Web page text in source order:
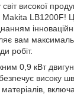
високої
Makita LB1200F!
вам
робіт.
0,9 кВт
високу
матеріалів,